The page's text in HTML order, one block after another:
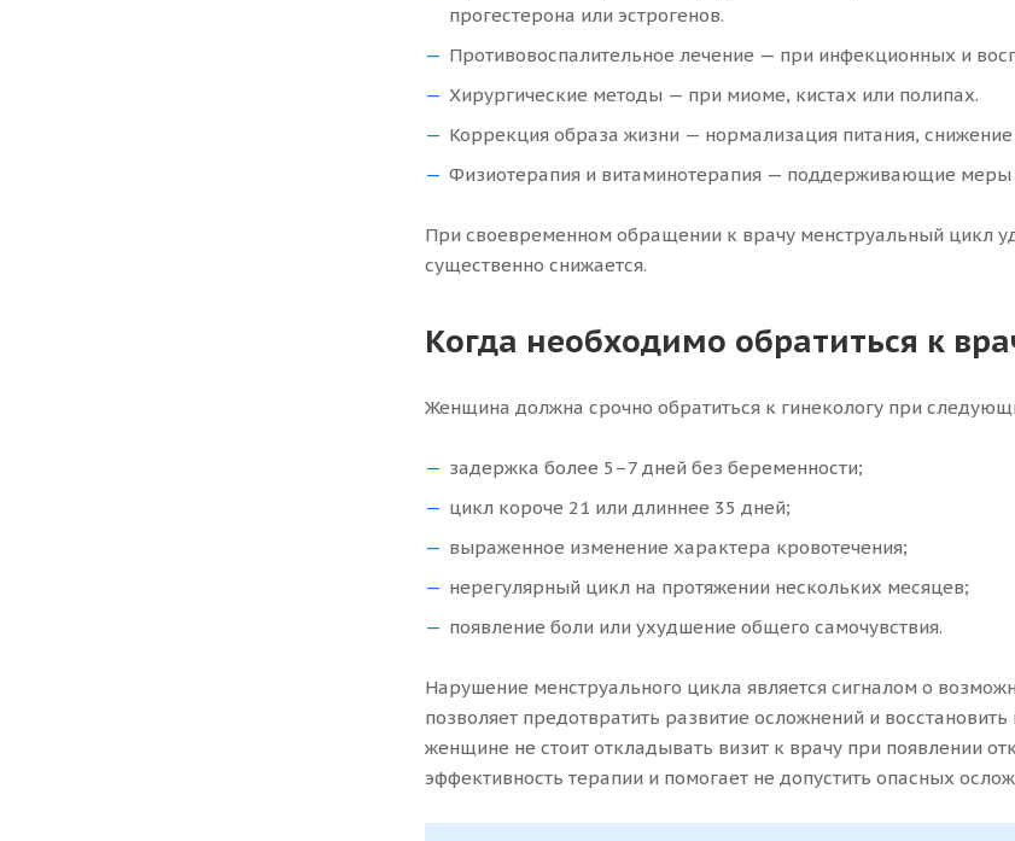
прогестерона или эстрогенов.
Противовоспалительное лечение — при инфекционных и
Хирургические методы — при миоме, кистах или полипах.
Коррекция образа жизни — нормализация питания,
Физиотерапия и витаминотерапия — поддерживающие меры
При своевременном обращении к врачу менструальный цикл
существенно снижается.
Когда необходимо обратиться к
Женщина должна срочно обратиться к гинекологу при
задержка более 5–7 дней без беременности;
цикл короче 21 или длиннее 35 дней;
выраженное изменение характера кровотечения;
нерегулярный цикл на протяжении нескольких месяцев;
появление боли или ухудшение общего самочувствия.
Нарушение менструального цикла является сигналом о
позволяет предотвратить развитие осложнений и
женщине не стоит откладывать визит к врачу при появлении
эффективность терапии и помогает не допустить опасных